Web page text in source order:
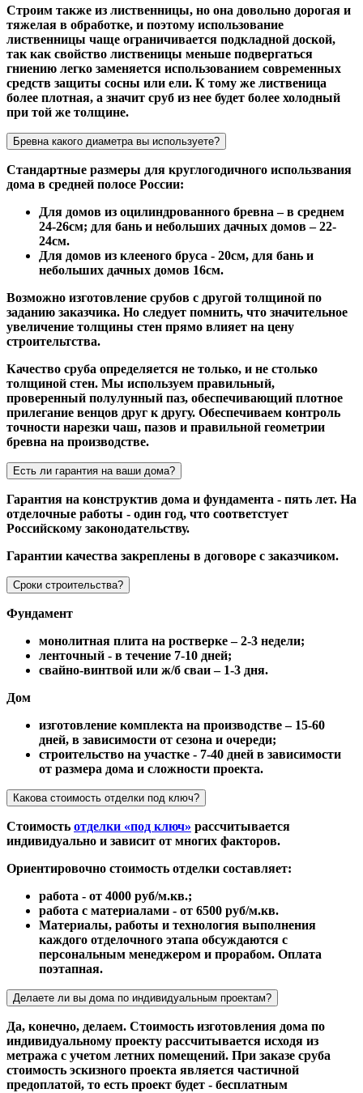
Строим также из лиственницы, но она довольно дорогая и
тяжелая в обработке, и поэтому использование
лиственницы чаще ограничивается подкладной доской,
так как свойство лиственицы меньше подвергаться
гниению легко заменяется использованием современных
средств защиты сосны или ели. К тому же лиственица
более плотная, а значит сруб из нее будет более холодный
при той же толщине.
Бревна какого диаметра вы используете?
Стандартные размеры для круглогодичного использвания
дома в средней полосе России:
Для домов из оцилиндрованного бревна – в среднем
24-26см; для бань и небольших дачных домов – 22-
24см.
Для домов из клееного бруса - 20см, для бань и
небольших дачных домов 16см.
Возможно изготовление срубов с другой толщиной по
заданию заказчика. Но следует помнить, что значительное
увеличение толщины стен прямо влияет на цену
строительтства.
Качество сруба определяется не только, и не столько
толщиной стен. Мы используем правильный,
проверенный полулунный паз, обеспечивающий плотное
прилегание венцов друг к другу. Обеспечиваем контроль
точности нарезки чаш, пазов и правильной геометрии
бревна на производстве.
Есть ли гарантия на ваши дома?
Гарантия на конструктив дома и фундамента - пять лет. На
отделочные работы - один год, что соответстует
Российскому законодательству.
Гарантии качества закреплены в договоре с заказчиком.
Сроки строительства?
Фундамент
монолитная плита на ростверке – 2-3 недели;
ленточный - в течение 7-10 дней;
свайно-винтвой или ж/б сваи – 1-3 дня.
Дом
изготовление комплекта на производстве – 15-60
дней, в зависимости от сезона и очереди;
строительство на участке - 7-40 дней в зависимости
от размера дома и сложности проекта.
Какова стоимость отделки под ключ?
Стоимость отделки «под ключ» рассчитывается
индивидуально и зависит от многих факторов.
Ориентировочно стоимость отделки составляет:
работа - от 4000 руб/м.кв.;
работа с материалами - от 6500 руб/м.кв.
Материалы, работы и технология выполнения
каждого отделочного этапа обсуждаются с
персональным менеджером и прорабом. Оплата
поэтапная.
Делаете ли вы дома по индивидуальным проектам?
Да, конечно, делаем. Стоимость изготовления дома по
индивидуальному проекту рассчитывается исходя из
метража с учетом летних помещений. При заказе сруба
стоимость эскизного проекта является частичной
предоплатой, то есть проект будет - бесплатным